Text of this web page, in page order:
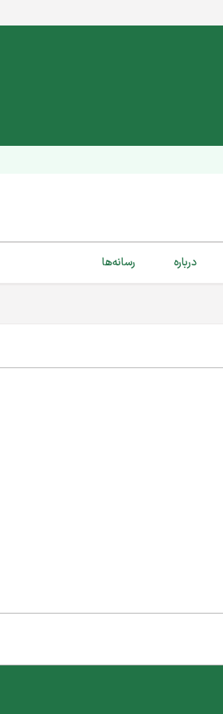
درباره رسانه‌ها